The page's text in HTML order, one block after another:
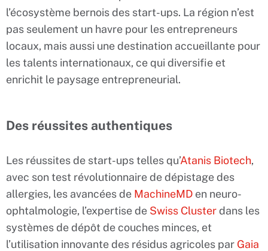
l’écosystème bernois des start-ups. La région n’est
pas seulement un havre pour les entrepreneurs
locaux, mais aussi une destination accueillante pour
les talents internationaux, ce qui diversifie et
enrichit le paysage entrepreneurial.
Des réussites authentiques
Les réussites de start-ups telles qu’Atanis Biotech,
avec son test révolutionnaire de dépistage des
allergies, les avancées de MachineMD en neuro-
ophtalmologie, l’expertise de Swiss Clusterdans les
systèmes de dépôt de couches minces, et
l’utilisation innovante des résidus agricoles par Gaia